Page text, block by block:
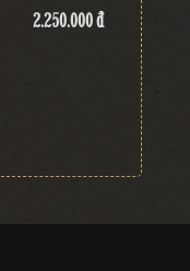
2.250.000 đ